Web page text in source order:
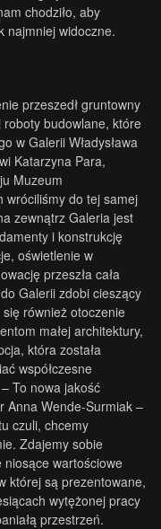
chodziło, aby
najmniej widoczne.
przeszedł gruntowny
budowlane, które
w Galerii Władysława
Katarzyna Para,
Muzeum
wróciliśmy do tej samej
zewnątrz Galeria jest
i konstrukcję
oświetlenie w
przeszła cała
Galerii zdobi cieszący
również otoczenie
małej architektury,
która została
współczesne
To nowa jakość
Anna Wende-Surmiak –
czuli, chcemy
Zdajemy sobie
wartościowe
której są prezentowane,
wytężonej pracy
przestrzeń.